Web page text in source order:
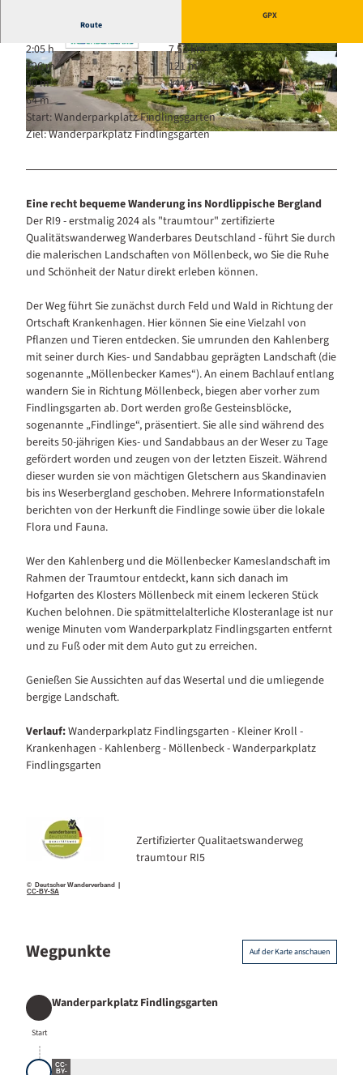
© Touristikzentrum Westliches Weserbergland, Dr. Kurt Gilde |
© Touristikzentrum Westliches Weserbergland
| CC-BY-SA
© Touristikzentrum Westliches Weserbergland
|CC-BY-SA
Route
GPX
2:05 h
7,52 km
126 m
121 m
80 m
144 m
64 m
Start: Wanderparkplatz Findlingsgarten
Ziel: Wanderparkplatz Findlingsgarten
Eine recht bequeme Wanderung ins Nordlippische Bergland
Der RI9 - erstmalig 2024 als "traumtour" zertifizierte
Qualitätswanderweg Wanderbares Deutschland - führt Sie durch
die malerischen Landschaften von Möllenbeck, wo Sie die Ruhe
und Schönheit der Natur direkt erleben können.
Der Weg führt Sie zunächst durch Feld und Wald in Richtung der
Ortschaft Krankenhagen. Hier können Sie eine Vielzahl von
Pflanzen und Tieren entdecken. Sie umrunden den Kahlenberg
mit seiner durch Kies- und Sandabbau geprägten Landschaft (die
sogenannte „Möllenbecker Kames“). An einem Bachlauf entlang
wandern Sie in Richtung Möllenbeck, biegen aber vorher zum
Findlingsgarten ab. Dort werden große Gesteinsblöcke,
sogenannte „Findlinge“, präsentiert. Sie alle sind während des
bereits 50-jährigen Kies- und Sandabbaus an der Weser zu Tage
gefördert worden und zeugen von der letzten Eiszeit. Während
dieser wurden sie von mächtigen Gletschern aus Skandinavien
bis ins Weserbergland geschoben. Mehrere Informationstafeln
berichten von der Herkunft die Findlinge sowie über die lokale
Flora und Fauna.
Wer den Kahlenberg und die Möllenbecker Kameslandschaft im
Rahmen der Traumtour entdeckt, kann sich danach im
Hofgarten des Klosters Möllenbeck mit einem leckeren Stück
Kuchen belohnen. Die spätmittelalterliche Klosteranlage ist nur
wenige Minuten vom Wanderparkplatz Findlingsgarten entfernt
und zu Fuß oder mit dem Auto gut zu erreichen.
Genießen Sie Aussichten auf das Wesertal und die umliegende
bergige Landschaft.
Verlauf:Wanderparkplatz Findlingsgarten - Kleiner Kroll -
Krankenhagen - Kahlenberg - Möllenbeck - Wanderparkplatz
Findlingsgarten
© Deutscher Wanderverband |
CC-BY-SA
Zertifizierter Qualitaetswanderweg
traumtour RI5
Wegpunkte Auf der Karte anschauen
Start
Start
Wanderparkplatz Findlingsgarten
CC-
BY-